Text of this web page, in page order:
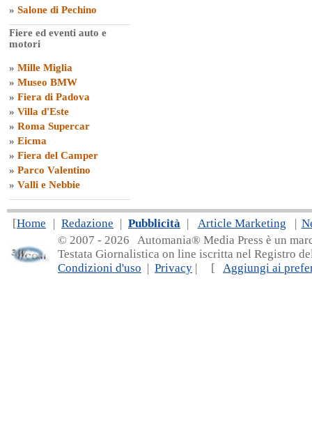
» Salone di Pechino
Fiere ed eventi auto e
motori
» Mille Miglia
» Museo BMW
» Fiera di Padova
» Villa d'Este
» Roma Supercar
» Eicma
» Fiera del Camper
» Parco Valentino
» Valli e Nebbie
[Home | Redazione | Pubblicità | Article Marketing |
© 2007 - 2026 Automania® Media Press è un
Testata Giornalistica on line iscritta nel Registro
Condizioni d'uso | Privacy | [ Aggiungi ai